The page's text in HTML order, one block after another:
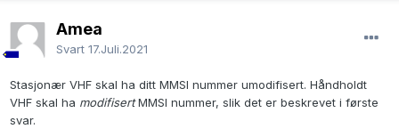
Amea
Svart 17.Juli.2021
Stasjonær VHF skal ha ditt MMSI nummer umodifisert. Håndholdt
VHF skal ha modifisertMMSI nummer, slik det er beskrevet i første
svar.